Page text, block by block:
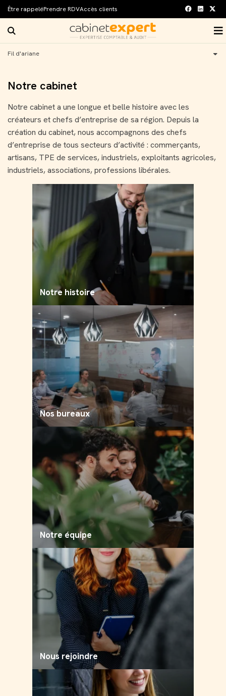
Être rappeléPrendre RDVAccès clients facebook
linkedin
Accueil
Notre cabinet
Notre équipe
Nos solutions digitales
Vos témoignages
Nos partenaires
RH et Paie
Patrimoine
Création d'entreprise
Juridique d’entreprise
Audit et commissariat aux comptes
Actualités
M'informer sur mon secteur
French Business News
Guide de la création d'entreprise
Guide du chef d'entreprise
Guide de la gestion de patrimoine
Guide pratique de la Facturation Électronique
Échéancier
Simulateurs
Recherche
Notre blog
Carrière
Nos annonces
Contact
Rechercher sur le site
Fil d'ariane
Notre cabinet
Notre cabinet a une longue et belle histoire avec les
créateurs et chefs d’entreprise de sa région. Depuis la
création du cabinet, nous accompagnons des chefs
d’entreprise de tous secteurs d’activité : commerçants,
artisans, TPE de services, industriels, exploitants agricoles,
industriels, associations, professions libérales.
Notre histoire
Nos bureaux
Notre équipe
Nous rejoindre